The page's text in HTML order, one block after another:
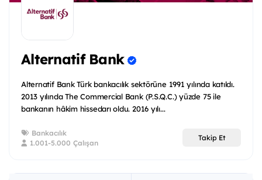
Alternatif Bank
Alternatif Bank Türk bankacılık sektörüne 1991 yılında katıldı.
2013 yılında The Commercial Bank (P.S.Q.C.) yüzde 75 ile
bankanın hâkim hissedarı oldu. 2016 yılı...
Bankacılık
1.001-5.000 Çalışan
Takip Et